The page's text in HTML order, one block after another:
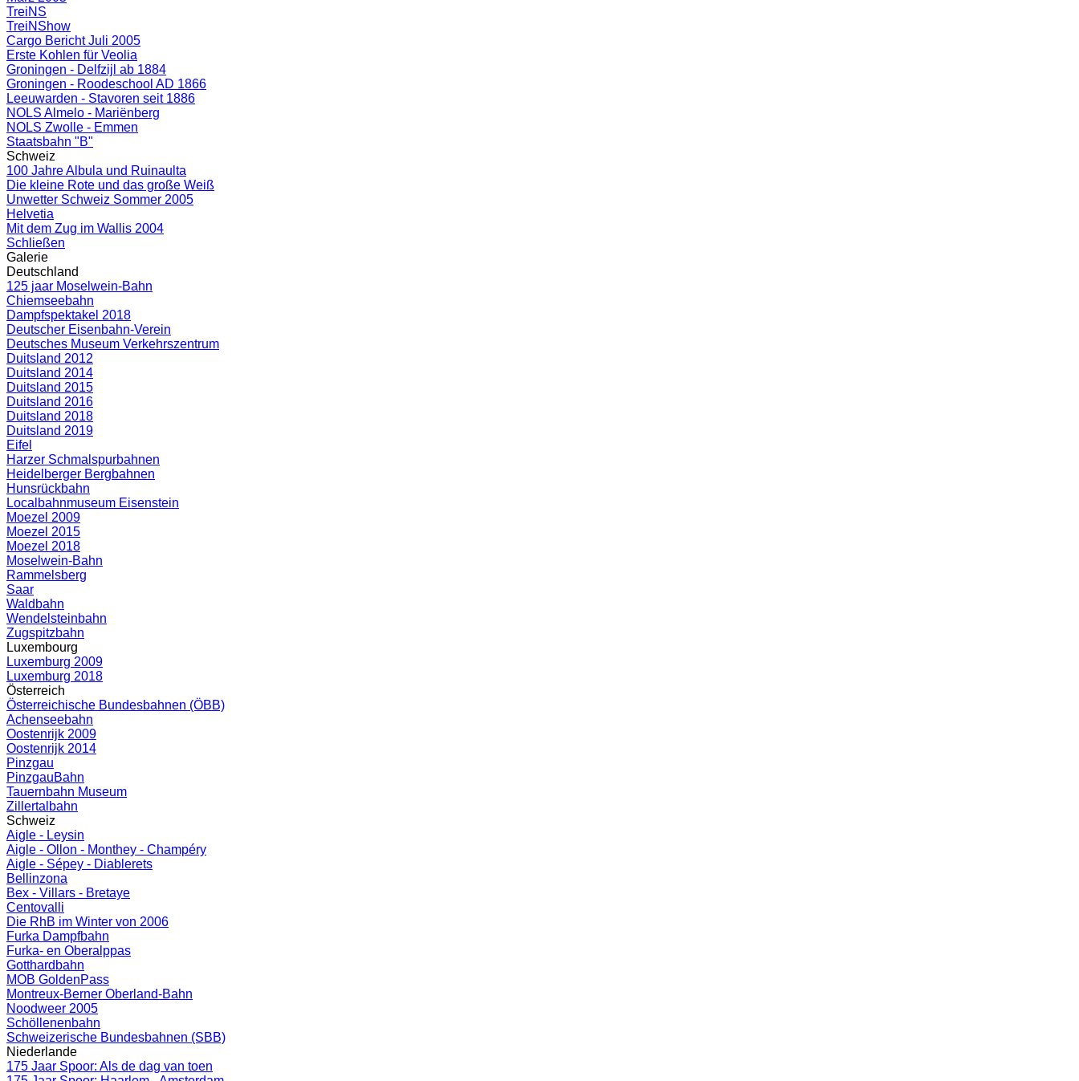
TreiNS
TreiNShow
Cargo Bericht Juli 2005
Erste Kohlen für Veolia
Groningen - Delfzijl ab 1884
Groningen - Roodeschool AD 1866
Leeuwarden - Stavoren seit 1886
NOLS Almelo - Mariënberg
NOLS Zwolle - Emmen
Staatsbahn "B"
Schweiz
100 Jahre Albula und Ruinaulta
Die kleine Rote und das große Weiß
Unwetter Schweiz Sommer 2005
Helvetia
Mit dem Zug im Wallis 2004
Schließen
Galerie
Deutschland
125 jaar Moselwein-Bahn
Chiemseebahn
Dampfspektakel 2018
Deutscher Eisenbahn-Verein
Deutsches Museum Verkehrszentrum
Duitsland 2012
Duitsland 2014
Duitsland 2015
Duitsland 2016
Duitsland 2018
Duitsland 2019
Eifel
Harzer Schmalspurbahnen
Heidelberger Bergbahnen
Hunsrückbahn
Localbahnmuseum Eisenstein
Moezel 2009
Moezel 2015
Moezel 2018
Moselwein-Bahn
Rammelsberg
Saar
Waldbahn
Wendelsteinbahn
Zugspitzbahn
Luxembourg
Luxemburg 2009
Luxemburg 2018
Österreich
Österreichische Bundesbahnen (ÖBB)
Achenseebahn
Oostenrijk 2009
Oostenrijk 2014
Pinzgau
PinzgauBahn
Tauernbahn Museum
Zillertalbahn
Schweiz
Aigle - Leysin
Aigle - Ollon - Monthey - Champéry
Aigle - Sépey - Diablerets
Bellinzona
Bex - Villars - Bretaye
Centovalli
Die RhB im Winter von 2006
Furka Dampfbahn
Furka- en Oberalppas
Gotthardbahn
MOB GoldenPass
Montreux-Berner Oberland-Bahn
Noodweer 2005
Schöllenenbahn
Schweizerische Bundesbahnen (SBB)
Niederlande
175 Jaar Spoor: Als de dag van toen